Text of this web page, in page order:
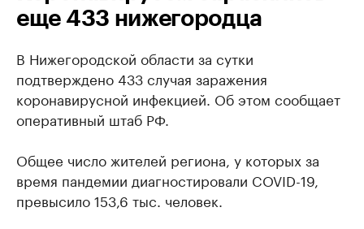
еще 433 нижегородца
В Нижегородской области за сутки
подтверждено 433 случая заражения
коронавирусной инфекцией. Об этом сообщает
оперативный штаб РФ.
Общее число жителей региона, у которых за
время пандемии диагностировали COVID-19,
превысило 153,6 тыс. человек.